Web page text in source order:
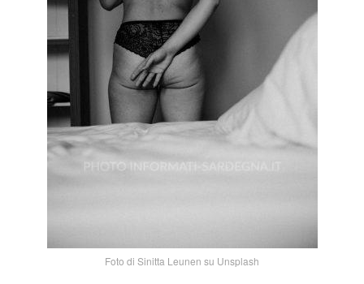
Foto di Sinitta Leunen su Unsplash